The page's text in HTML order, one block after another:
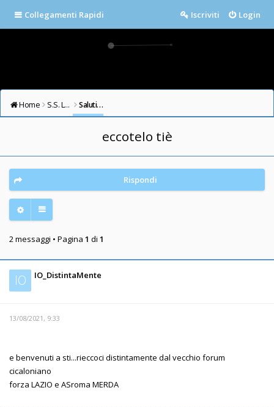
Collegamenti Rapidi Login
Iscriviti
Home S.S. LAZIO FORUM Saluti e Presentazioni
eccotelo tiè
Rispondi
2 messaggi • Pagina 1 di 1
IO IO_DistintaMente
13/08/2021, 9:33
e benvenuti a sti...rieccoci distintamente dal vecchio forum
cicaloniano
forza LAZIO e ASroma MERDA